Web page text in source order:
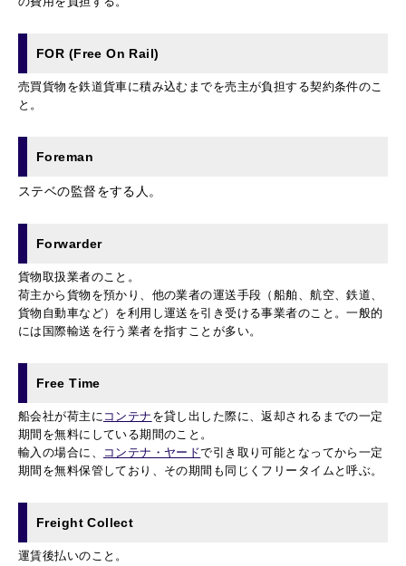
FOR (Free On Rail)
売買貨物を鉄道貨車に積み込むまでを売主が負担する契約条件のこ
と。
Foreman
ステベの監督をする人。
Forwarder
貨物取扱業者のこと。
荷主から貨物を預かり、他の業者の運送手段（船舶、航空、鉄道、
貨物自動車など）を利用し運送を引き受ける事業者のこと。一般的
には国際輸送を行う業者を指すことが多い。
Free Time
船会社が荷主に コンテナ を貸し出した際に、返却されるまでの一定
期間を無料にしている期間のこと。
輸入の場合に、
コンテナ・ヤードで引き取り可能となってから一定
期間を無料保管しており、その期間も同じくフリータイムと呼ぶ。
Freight Collect
運賃後払いのこと。